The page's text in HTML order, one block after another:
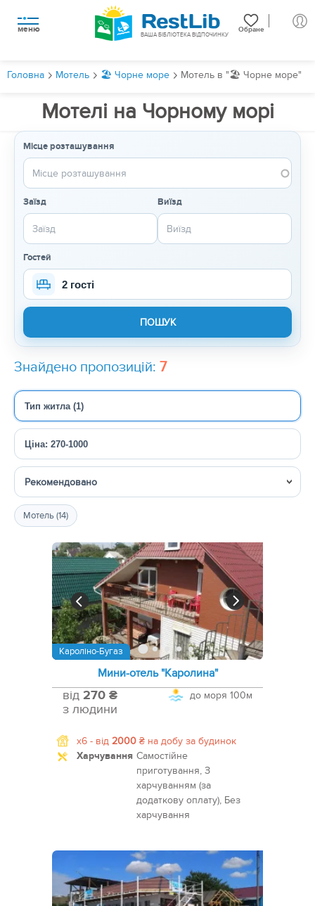
меню Обране
ВАША БІБЛІОТЕКА ВІДПОЧИНКУ
Головна Мотель 🏖️ Чорне море Мотель в "🏖️ Чорне море"
Мотелі на Чорному морі
Місце розташування
Заїзд Виїзд
Гостей
2 гості
Знайдено пропозицій: 7
Тип житла (1)
Ціна: 270-1000
Сортувати
Мотель (14)
Кароліно-Бугаз
Мини-отель "Каролина"
до моря 100м
від 270 ₴
з людини
x6 - від 2000 ₴ на добу за будинок
Харчування Самостійне
приготування, З
харчуванням (за
додаткову оплату), Без
харчування